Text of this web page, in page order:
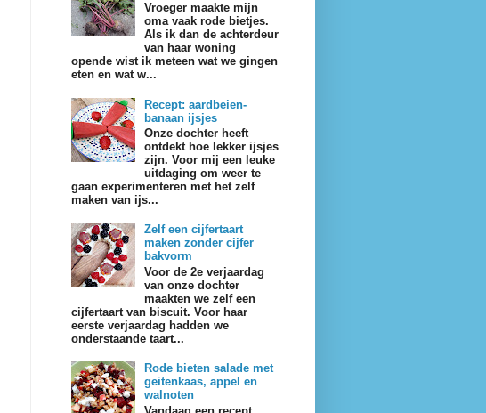
Vroeger maakte mijn
oma vaak rode bietjes.
Als ik dan de achterdeur
van haar woning
opende wist ik meteen wat we gingen
eten en wat w...
Recept: aardbeien-
banaan ijsjes
Onze dochter heeft
ontdekt hoe lekker ijsjes
zijn. Voor mij een leuke
uitdaging om weer te
gaan experimenteren met het zelf
maken van ijs...
Zelf een cijfertaart
maken zonder cijfer
bakvorm
Voor de 2e verjaardag
van onze dochter
maakten we zelf een
cijfertaart van biscuit. Voor haar
eerste verjaardag hadden we
onderstaande taart...
Rode bieten salade met
geitenkaas, appel en
walnoten